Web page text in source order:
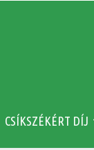
CSÍKSZÉKÉRT DÍJ